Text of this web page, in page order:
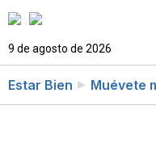
9 de agosto de 2026
Estar Bien Muévete